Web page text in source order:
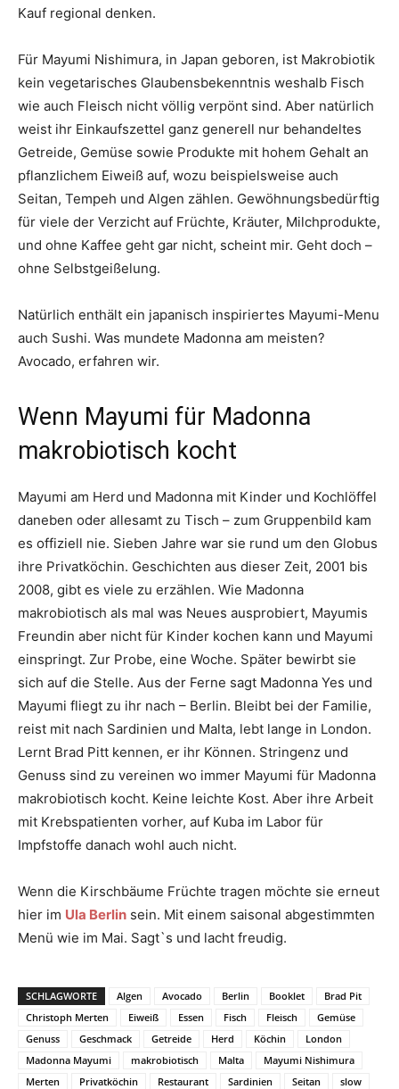
Kauf regional denken.
Für Mayumi Nishimura, in Japan geboren, ist Makrobiotik
kein vegetarisches Glaubensbekenntnis weshalb Fisch
wie auch Fleisch nicht völlig verpönt sind. Aber natürlich
weist ihr Einkaufszettel ganz generell nur behandeltes
Getreide, Gemüse sowie Produkte mit hohem Gehalt an
pflanzlichem Eiweiß auf, wozu beispielsweise auch
Seitan, Tempeh und Algen zählen. Gewöhnungsbedürftig
für viele der Verzicht auf Früchte, Kräuter, Milchprodukte,
und ohne Kaffee geht gar nicht, scheint mir. Geht doch –
ohne Selbstgeißelung.
Natürlich enthält ein japanisch inspiriertes Mayumi-Menu
auch Sushi. Was mundete Madonna am meisten?
Avocado, erfahren wir.
Wenn Mayumi für Madonna
makrobiotisch kocht
Mayumi am Herd und Madonna mit Kinder und Kochlöffel
daneben oder allesamt zu Tisch – zum Gruppenbild kam
es offiziell nie. Sieben Jahre war sie rund um den Globus
ihre Privatköchin. Geschichten aus dieser Zeit, 2001 bis
2008, gibt es viele zu erzählen. Wie Madonna
makrobiotisch als mal was Neues ausprobiert, Mayumis
Freundin aber nicht für Kinder kochen kann und Mayumi
einspringt. Zur Probe, eine Woche. Später bewirbt sie
sich auf die Stelle. Aus der Ferne sagt Madonna Yes und
Mayumi fliegt zu ihr nach – Berlin. Bleibt bei der Familie,
reist mit nach Sardinien und Malta, lebt lange in London.
Lernt Brad Pitt kennen, er ihr Können. Stringenz und
Genuss sind zu vereinen wo immer Mayumi für Madonna
makrobiotisch kocht. Keine leichte Kost. Aber ihre Arbeit
mit Krebspatienten vorher, auf Kuba im Labor für
Impfstoffe danach wohl auch nicht.
Wenn die Kirschbäume Früchte tragen möchte sie erneut
hier im Ula Berlin sein. Mit einem saisonal abgestimmten
Menü wie im Mai. Sagt`s und lacht freudig.
SCHLAGWORTE Algen Avocado Berlin Booklet
Brad Pit
Christoph Merten
Eiweiß Essen Fisch Fleisch
Gemüse
Genuss
Geschmack Getreide Herd Köchin
London
Madonna Mayumi
makrobiotisch Malta
Mayumi Nishimura
Merten
Privatköchin Restaurant Sardinien Seitan
slow